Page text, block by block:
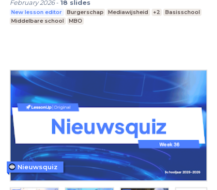
February 2026- 18 slides
New lesson editor Burgerschap Mediawijsheid +2
Basisschool
Middelbare school
MBO
Nieuwsquiz